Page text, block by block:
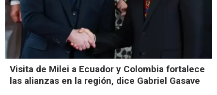
Visita de Milei a Ecuador y Colombia fortalece
las alianzas en la región, dice Gabriel Gasave